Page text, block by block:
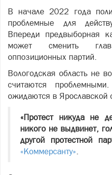
В начале 2022 года
проблемные для
Впереди предвыборная
может сменить
оппозиционных партий.
Вологодская область не
считаются
ожидаются в Ярославской
«Протест никуда не
никого не выдвинет,
другой протестной
«Коммерсанту».